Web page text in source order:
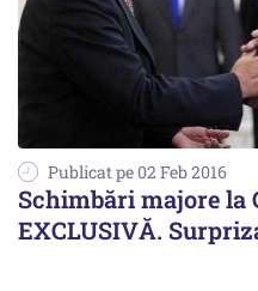
Publicat pe 02 Feb 2016
Schimbări majore la
EXCLUSIVĂ.